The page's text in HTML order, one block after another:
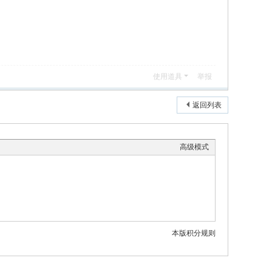
使用道具 举报
返回列表
高级模式
本版积分规则